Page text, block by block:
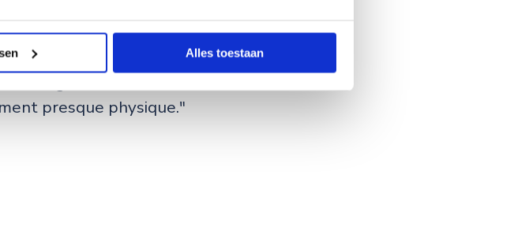
Alles toestaan
à venir, il travaillera également
betteraves rouges.
presque physique."